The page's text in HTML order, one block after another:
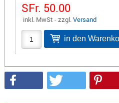
SFr. 50.00
inkl. MwSt - zzgl.Versand